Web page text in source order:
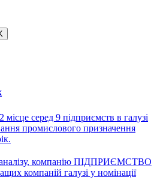
серед 9 підприємств в галузі
промислового призначення
аналізу, компанію ПІДПРИЄМСТВО
компаній галузі у номінації